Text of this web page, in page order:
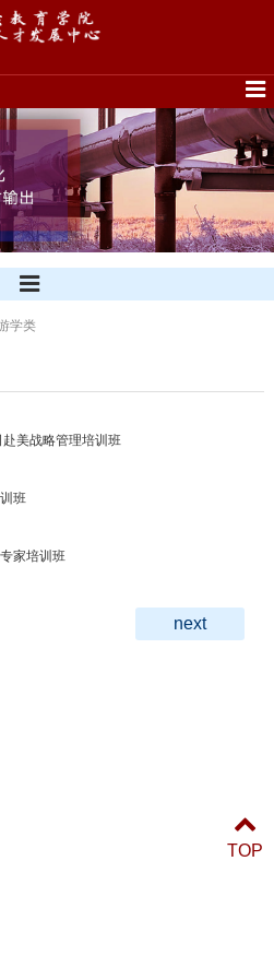
学类
美战略管理培训班
班
家培训班
next
TOP